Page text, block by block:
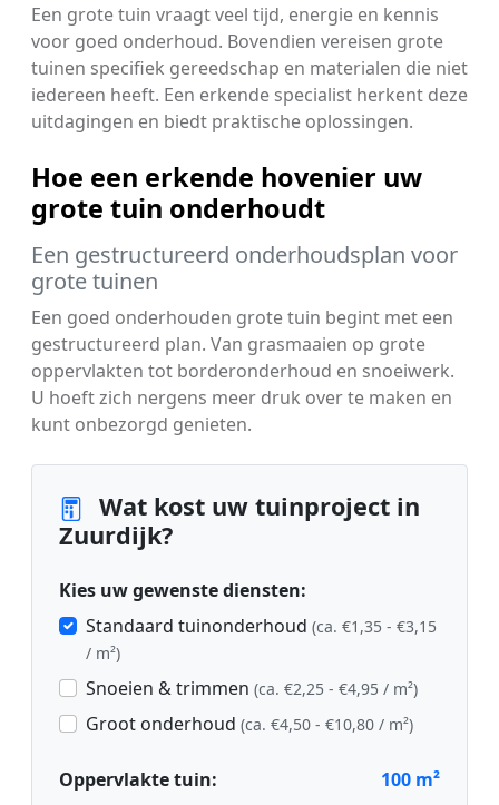
Een grote tuin vraagt veel tijd, energie en kennis
voor goed onderhoud. Bovendien vereisen grote
tuinen specifiek gereedschap en materialen die niet
iedereen heeft. Een erkende specialist herkent deze
uitdagingen en biedt praktische oplossingen.
Hoe een erkende hovenier uw
grote tuin onderhoudt
Een gestructureerd onderhoudsplan voor
grote tuinen
Een goed onderhouden grote tuin begint met een
gestructureerd plan. Van grasmaaien op grote
oppervlakten tot borderonderhoud en snoeiwerk.
U hoeft zich nergens meer druk over te maken en
kunt onbezorgd genieten.
Wat kost uw tuinproject in
Zuurdijk?
Kies uw gewenste diensten:
Standaard tuinonderhoud (ca. €1,35 - €3,15
/ m²)
Snoeien & trimmen (ca. €2,25 - €4,95 / m²)
Groot onderhoud (ca. €4,50 - €10,80 / m²)
Oppervlakte tuin: 100 m²